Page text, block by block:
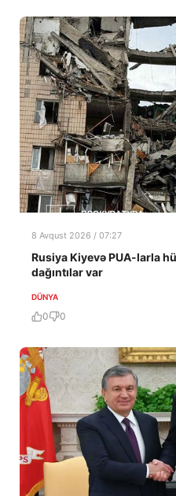
8 Avqust 2026 / 07:27
Rusiya Kiyevə PUA-larla
dağıntılar var
DÜNYA
0 0